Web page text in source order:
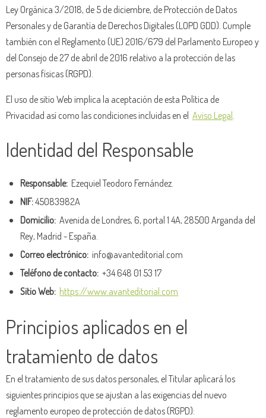
Ley Orgánica 3/2018, de 5 de diciembre, de Protección de Datos
Personales y de Garantía de Derechos Digitales (LOPD GDD). Cumple
también con el Reglamento (UE) 2016/679 del Parlamento Europeo y
del Consejo de 27 de abril de 2016 relativo a la protección de las
personas físicas (RGPD).
El uso de sitio Web implica la aceptación de esta Política de
Privacidad así como las condiciones incluidas en el Aviso Legal
Identidad del Responsable
Responsable: Ezequiel Teodoro Fernández.
NIF:45083982A
Domicilio: Avenida de Londres, 6, portal 1 4A, 28500 Arganda del
Rey, Madrid - España.
Correo electrónico: info@avanteditorial.com
Teléfono de contacto: +34 648 01 53 17
Sitio Web: https://www.avanteditorial.com
Principios aplicados en el
tratamiento de datos
En el tratamiento de sus datos personales, el Titular aplicará los
siguientes principios que se ajustan a las exigencias del nuevo
reglamento europeo de protección de datos (RGPD):